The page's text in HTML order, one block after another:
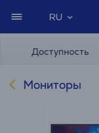
RU
Доступность
Мониторы